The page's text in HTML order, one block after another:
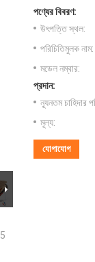
পণ্যের বিবরণ:
উৎপত্তি স্থল:
পরিচিতিমুলক নাম:
মডেল নম্বার:
প্রদান:
ন্যূনতম চাহিদার
মূল্য:
যোগাযোগ